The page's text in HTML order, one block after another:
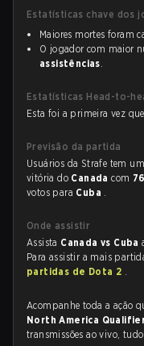
Estatísticas chave dos
Maiores mortes foram
O jogador com maior
assistências.
Estatísticas Head-to-
Esta foi a primeira vez que
Previsão da partida
Usuários da Strafe tem
vitória do Canadacom
votos para Cuba .
Onde assistir
Assista Canada vs Cuba
Para assistir a mais
partidas de Dota 2 .
Acompanhe toda a ação
North America
transmissões ao vivo,